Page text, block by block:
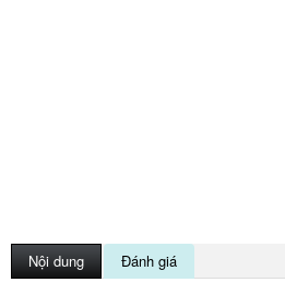
Nội dung Đánh giá